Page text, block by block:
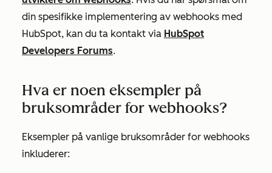
din spesifikke implementering av webhooks med
HubSpot, kan du ta kontakt via HubSpot
Developers Forums.
Hva er noen eksempler på
bruksområder for webhooks?
Eksempler på vanlige bruksområder for webhooks
inkluderer: